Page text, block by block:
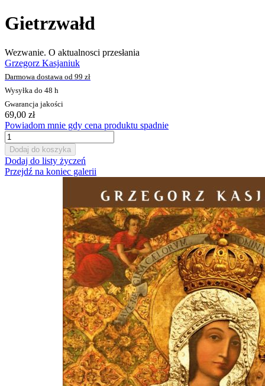
Gietrzwałd
Wezwanie. O aktualnosci przesłania
Grzegorz Kasjaniuk
Darmowa dostawa od 99 zł
Wysyłka do 48 h
Gwarancja jakości
69,00 zł
Powiadom mnie gdy cena produktu spadnie
Dodaj do koszyka
Dodaj do listy życzeń
Przejdź na koniec galerii